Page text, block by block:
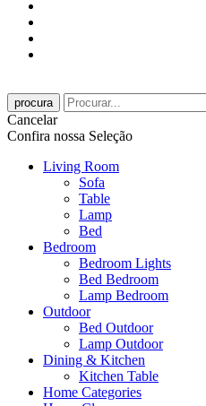
procura
Cancelar
Confira nossa Seleção
Living Room
Sofa
Table
Lamp
Bed
Bedroom
Bedroom Lights
Bed Bedroom
Lamp Bedroom
Outdoor
Bed Outdoor
Lamp Outdoor
Dining & Kitchen
Kitchen Table
Home Categories